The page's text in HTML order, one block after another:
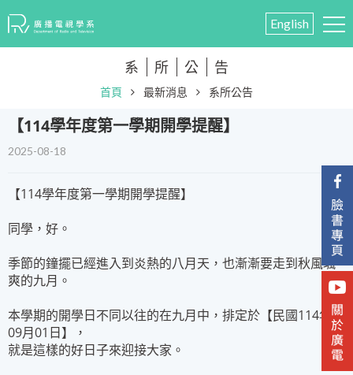
English
系 所 公 告
首頁 最新消息 系所公告
【114學年度第一學期開學提醒】
2025-08-18
【114學年度第一學期開學提醒】
同學，好。
季節的鐘擺已經進入到炎熱的八月天，也漸漸要走到秋風颯
爽的九月。
本學期的開學日不同以往的在九月中，排定於【民國114年
09月01日】，
就是這樣的好日子來迎接大家。